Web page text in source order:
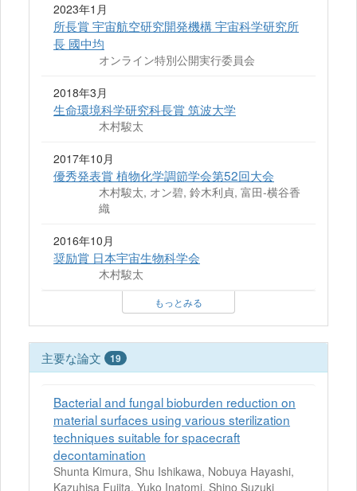
2023年1月
所長賞 宇宙航空研究開発機構 宇宙科学研究所
長 國中均
オンライン特別公開実行委員会
2018年3月
生命環境科学研究科長賞 筑波大学
木村駿太
2017年10月
優秀発表賞 植物化学調節学会第52回大会
木村駿太, オン碧, 鈴木利貞, 富田-横谷香
織
2016年10月
奨励賞 日本宇宙生物科学会
木村駿太
もっとみる
主要な論文 19
Bacterial and fungal bioburden reduction on
material surfaces using various sterilization
techniques suitable for spacecraft
decontamination
Shunta Kimura, Shu Ishikawa, Nobuya Hayashi,
Kazuhisa Fujita, Yuko Inatomi, Shino Suzuki